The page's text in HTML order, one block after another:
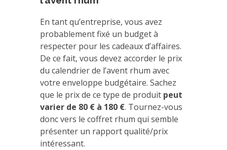
En tant qu’entreprise, vous avez
probablement fixé un budget à
respecter pour les cadeaux d’affaires.
De ce fait, vous devez accorder le prix
du calendrier de l’avent rhum avec
votre enveloppe budgétaire. Sachez
que le prix de ce type de produit peut
varier de 80 € à 180 €. Tournez-vous
donc vers le coffret rhum qui semble
présenter un rapport qualité/prix
intéressant.